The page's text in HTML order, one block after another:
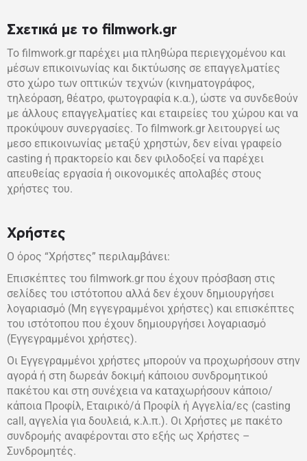
Σχετικά με το filmwork.gr
Το filmwork.gr παρέχει μια πληθώρα περιεγχομένου και
μέσων επικοινωνίας και δικτύωσης σε επαγγελματίες
στο χώρο των οπτικών τεχνών (κινηματογράφος,
τηλεόραση, θέατρο, φωτογραφία κ.α.), ώστε να συνδεθούν
με άλλους επαγγελματίες και εταιρείες του χώρου και να
προκύψουν συνεργασίες. Το filmwork.gr λειτουργεί ως
μεσο επικοινωνίας μεταξύ χρηστών, δεν είναι γραφείο
casting ή πρακτορείο και δεν φιλοδοξεί να παρέχει
απευθείας εργασία ή οικονομικές απολαβές στους
χρήστες του.
Χρήστες
Ο όρος “Χρήστες” περιλαμβάνει:
Επισκέπτες του filmwork.gr που έχουν πρόσβαση στις
σελίδες του ιστότοπου αλλά δεν έχουν δημιουργήσει
λογαριασμό (Μη εγγεγραμμένοι χρήστες) και επισκέπτες
του ιστότοπου που έχουν δημιουργήσει λογαριασμό
(Εγγεγραμμένοι χρήστες).
Οι Εγγεγραμμένοι χρήστες μπορούν να προχωρήσουν στην
αγορά ή στη δωρεάν δοκιμή κάποιου συνδρομητικού
πακέτου και στη συνέχεια να καταχωρήσουν κάποιο/
κάποια Προφίλ, Εταιρικό/ά Προφίλ ή Αγγελία/ες (casting
call, αγγελία για δουλειά, κ.λ.π.). Οι Χρήστες με πακέτο
συνδρομής αναφέρονται στο εξής ως Χρήστες –
Συνδρομητές.